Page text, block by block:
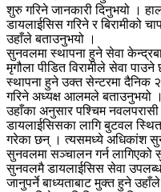
शुरु गरिने जानकारी दिनुभयो ।
डायलाईसिस गरिने र बिरामीको
उहाँले बताउनुभयो ।
सुनवलमा स्थापना हुने सेवा
मृगौला पीडित विरामीले सेवा
स्थापना हुने उक्त सेन्टरमा दैनिक
गरिने अध्यक्ष आलमले बताउनुभयो ।
उहाँका अनुसार पश्चिम नवलपरासी
डायलाईसिसका लागि बुटवल
गरेका छन् । त्यसमध्ये अधिकांश
सुनवलमा सञ्चालन गर्न
सुनवलमै डायलाईसिस सेवा उपलब्ध
जानुपर्ने बाध्यताबाट मुक्त हुने